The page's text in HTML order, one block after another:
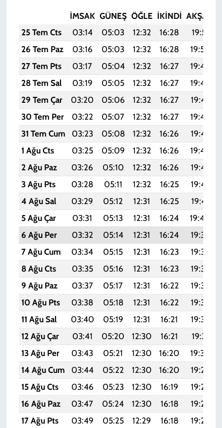
İMSAK GÜNEŞ ÖĞLE İKINDI AKŞAM
25 Tem Cts
03:14 05:03 12:32 16:28 19:51
26 Tem Paz
03:16 05:03 12:32 16:28 19:50
27 Tem Pts
03:17 05:04 12:32 16:27 19:49
28 Tem Sal
03:19 05:05 12:32 16:27 19:48
29 Tem Çar
03:20 05:06 12:32 16:27 19:47
30 Tem Per
03:22 05:07 12:32 16:27 19:46
31 Tem Cum
03:23 05:08 12:32 16:26 19:45
1 Ağu Cts
03:25 05:09 12:32 16:26 19:44
2 Ağu Paz
03:26 05:10 12:32 16:26 19:43
3 Ağu Pts
03:28 05:11 12:32 16:25 19:42
4 Ağu Sal
03:29 05:12 12:31 16:25 19:41
5 Ağu Çar
03:31 05:13 12:31 16:24 19:40
6 Ağu Per
03:32 05:14 12:31 16:24 19:39
7 Ağu Cum
03:34 05:15 12:31 16:23
19:37
8 Ağu Cts
03:35 05:16 12:31 16:23 19:36
9 Ağu Paz
03:37 05:17 12:31 16:22 19:35
10 Ağu Pts
03:38 05:18 12:31 16:22 19:34
11 Ağu Sal
03:40 05:19 12:31 16:21 19:32
12 Ağu Çar
03:41 05:20 12:30 16:21 19:31
13 Ağu Per
03:43 05:21 12:30 16:20 19:30
14 Ağu Cum
03:44 05:22 12:30 16:20 19:28
15 Ağu Cts
03:46 05:23 12:30 16:19 19:27
16 Ağu Paz
03:47 05:24 12:30 16:18 19:26
17 Ağu Pts
03:49 05:25 12:29 16:18 19:24